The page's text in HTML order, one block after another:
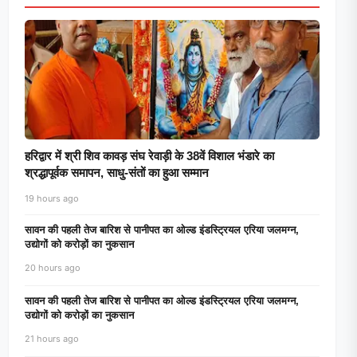
हरिद्वार में श्री शिव कावड़ संघ रेवाड़ी के 38वें विशाल भंडारे का
श्रद्धापूर्वक समापन, साधु-संतों का हुआ सम्मान
19 hours ago
सावन की पहली तेज बारिश से पानीपत का ओल्ड इंडस्ट्रियल एरिया जलमग्न,
उद्योगों को करोड़ों का नुकसान
20 hours ago
सावन की पहली तेज बारिश से पानीपत का ओल्ड इंडस्ट्रियल एरिया जलमग्न,
उद्योगों को करोड़ों का नुकसान
21 hours ago